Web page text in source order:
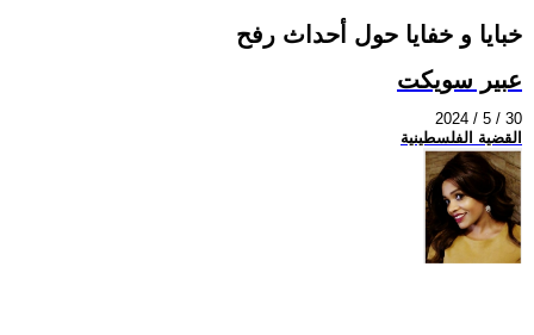
خبايا و خفايا حول أحداث رفح
عبير سويكت
2024 / 5 / 30
القضية الفلسطينية